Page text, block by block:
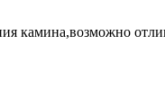
камина,возможно